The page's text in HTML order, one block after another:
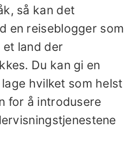
så kan det
en reiseblogger som
land der
Du kan gi en
hvilket som helst
for å introdusere